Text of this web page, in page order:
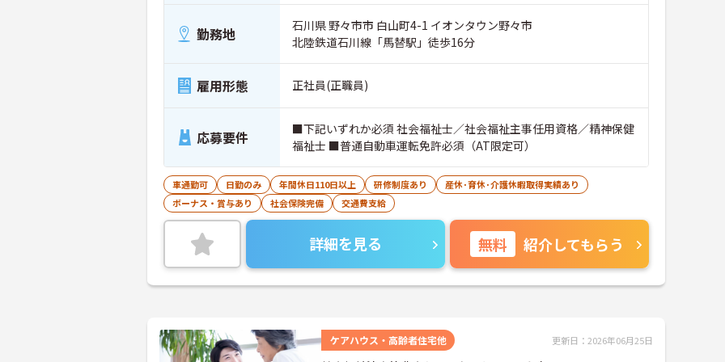
勤務地
石川県 野々市市 白山町4-1 イオンタウン野々市
北陸鉄道石川線「馬替駅」徒歩16分
雇用形態 正社員(正職員)
応募要件
■下記いずれか必須 社会福祉士／社会福祉主事任用資格／精神保健
福祉士 ■普通自動車運転免許必須（AT限定可）
車通勤可 日勤のみ 年間休日110日以上 研修制度あり
産休･育休･介護休暇取得実績あり
ボーナス・賞与あり
社会保険完備 交通費支給
詳細を見る 無料 紹介してもらう
ケアハウス・高齢者住宅他 更新日：2026年06月25日